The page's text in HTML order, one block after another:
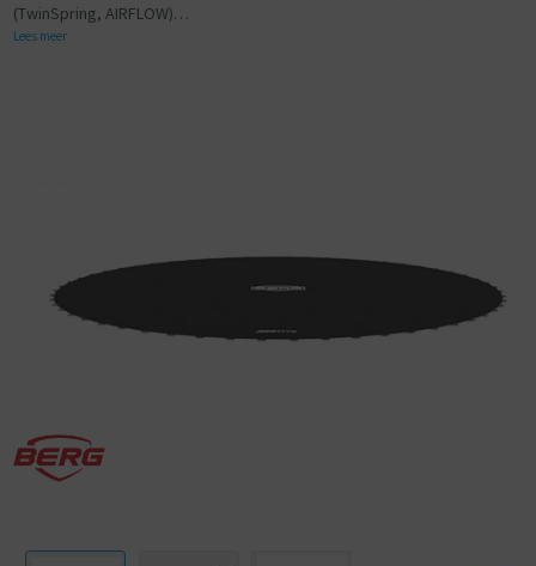
(TwinSpring, AIRFLOW)
Lees meer